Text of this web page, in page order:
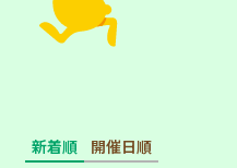
新着順 開催日順